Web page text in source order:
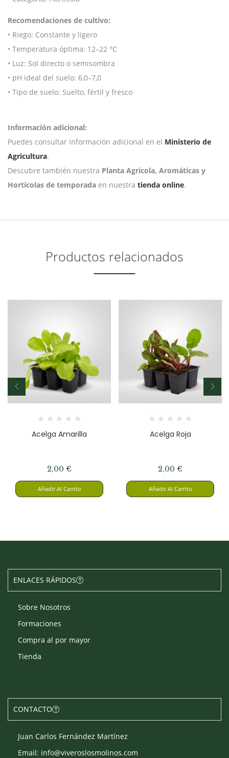
Recomendaciones de cultivo:
• Riego: Constante y ligero
• Temperatura óptima: 12–22 °C
• Luz: Sol directo o semisombra
• pH ideal del suelo: 6,0–7,0
• Tipo de suelo: Suelto, fértil y fresco
Información adicional:
Puedes consultar información adicional en el Ministerio de
Agricultura.
Descubre también nuestra Planta Agrícola, Aromáticas y
Hortícolas de temporada en nuestra tienda online.
Productos relacionados
Acelga Amarilla
2,00 €
Añadir Al Carrito
Acelga Roja
2,00 €
Añadir Al Carrito
ENLACES RÁPIDOS
Sobre Nosotros
Formaciones
Compra al por mayor
Tienda
CONTACTO
Juan Carlos Fernández Martínez
Email: info@viveroslosmolinos.com